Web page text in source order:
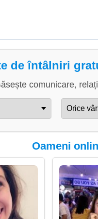
de întâlniri
comunicare,
Oameni